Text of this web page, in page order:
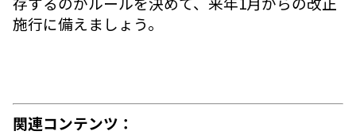
施行に備えましょう。
関連コンテンツ：